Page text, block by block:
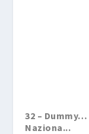
32 –
Naziona...